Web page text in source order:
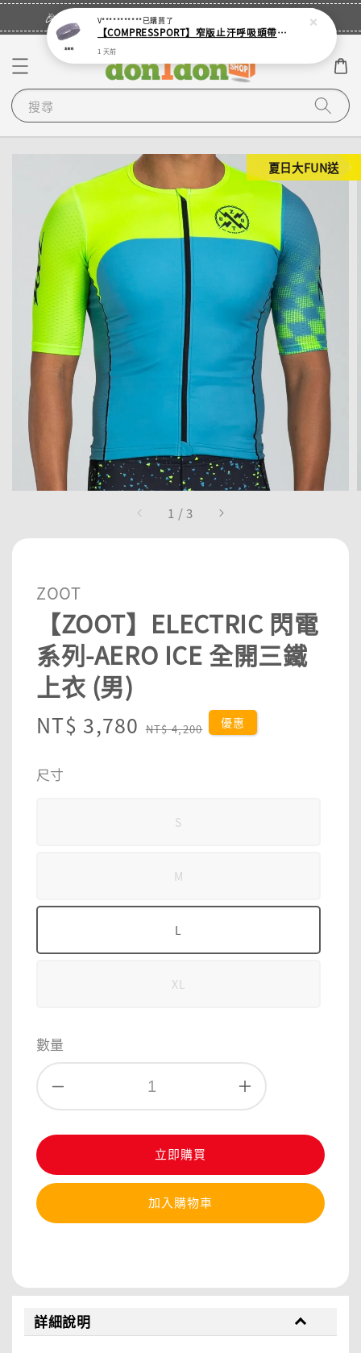
🎉登入會員・領取您的專屬折扣券！
搜尋
1 /3
夏日大FUN送
ZOOT
【ZOOT】ELECTRIC 閃電
系列-AERO ICE 全開三鐵
上衣 (男)
Sale
NT$ 3,780 Regular
NT$ 4,200 優惠
尺寸
S
M
L
XL
數量
立即購買
加入購物車
詳細說明
V***********已購買了
【COMPRESSPORT】窄版止汗呼吸頭帶2.0_【零碼】
1 天前